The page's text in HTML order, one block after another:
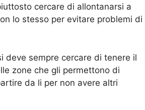
cercare di allontanarsi a
lo stesso per evitare problemi di
deve sempre cercare di tenere il
zone che gli permettono di
da li per non avere altri